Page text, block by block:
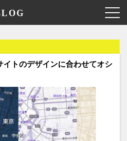
トのデザインに合わせてオシ